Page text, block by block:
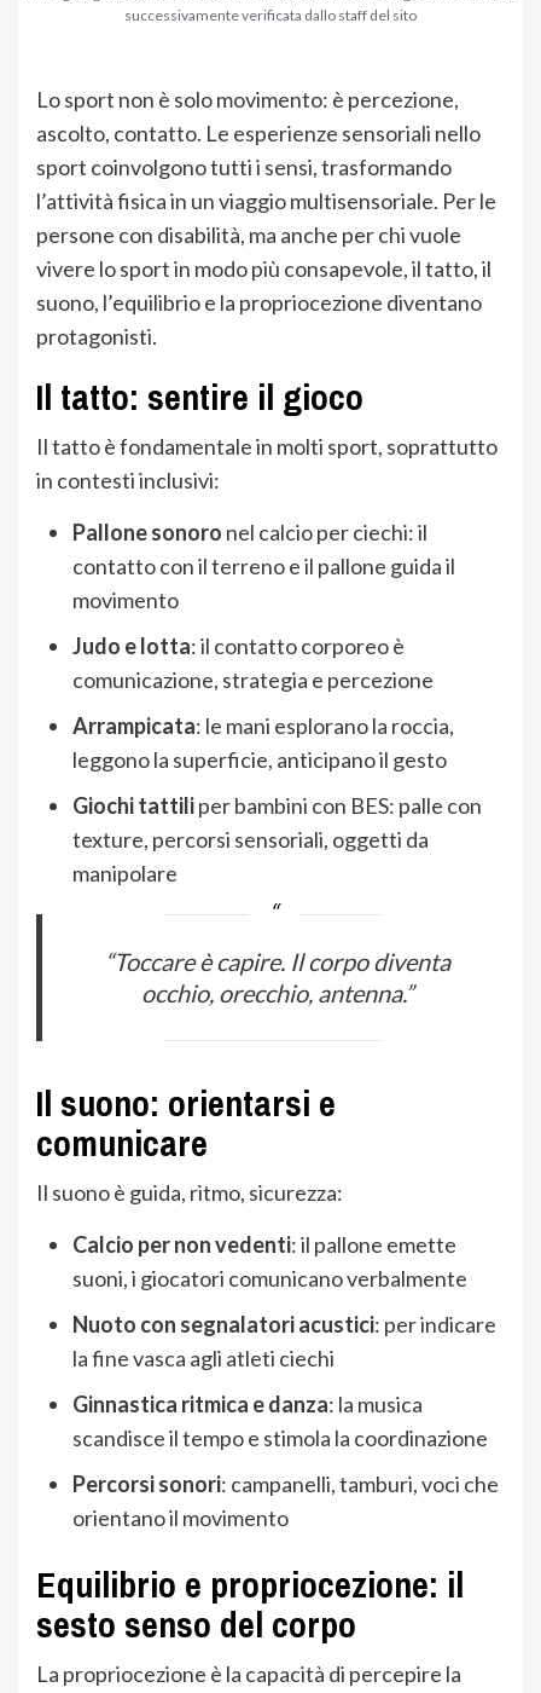
successivamente verificata dallo staff del sito
Lo sport non è solo movimento: è percezione,
ascolto, contatto. Le esperienze sensoriali nello
sport coinvolgono tutti i sensi, trasformando
l’attività fisica in un viaggio multisensoriale. Per le
persone con disabilità, ma anche per chi vuole
vivere lo sport in modo più consapevole, il tatto, il
suono, l’equilibrio e la propriocezione diventano
protagonisti.
Il tatto: sentire il gioco
Il tatto è fondamentale in molti sport, soprattutto
in contesti inclusivi:
Pallone sonoro nel calcio per ciechi: il
contatto con il terreno e il pallone guida il
movimento
Judo e lotta: il contatto corporeo è
comunicazione, strategia e percezione
Arrampicata: le mani esplorano la roccia,
leggono la superficie, anticipano il gesto
Giochi tattiliper bambini con BES: palle con
texture, percorsi sensoriali, oggetti da
manipolare
“Toccare è capire. Il corpo diventa
occhio, orecchio, antenna.”
Il suono: orientarsi e
comunicare
Il suono è guida, ritmo, sicurezza:
Calcio per non vedenti: il pallone emette
suoni, i giocatori comunicano verbalmente
Nuoto con segnalatori acustici: per indicare
la fine vasca agli atleti ciechi
Ginnastica ritmica e danza: la musica
scandisce il tempo e stimola la coordinazione
Percorsi sonori: campanelli, tamburi, voci che
orientano il movimento
Equilibrio e propriocezione: il
sesto senso del corpo
La propriocezione è la capacità di percepire la